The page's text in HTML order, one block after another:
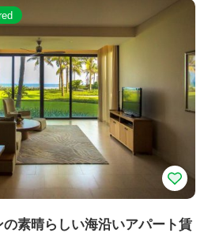
素晴らしい海沿いアパート賃